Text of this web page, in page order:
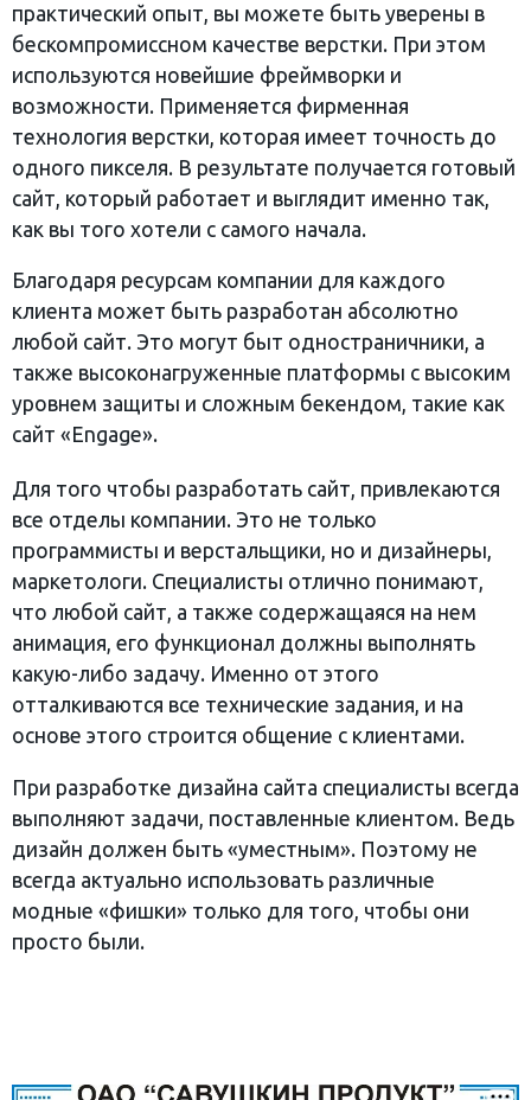
практический опыт, вы можете быть уверены в
бескомпромиссном качестве верстки. При этом
используются новейшие фреймворки и
возможности. Применяется фирменная
технология верстки, которая имеет точность до
одного пикселя. В результате получается готовый
сайт, который работает и выглядит именно так,
как вы того хотели с самого начала.
Благодаря ресурсам компании для каждого
клиента может быть разработан абсолютно
любой сайт. Это могут быт одностраничники, а
также высоконагруженные платформы с высоким
уровнем защиты и сложным бекендом, такие как
сайт «Engage».
Для того чтобы разработать сайт, привлекаются
все отделы компании. Это не только
программисты и верстальщики, но и дизайнеры,
маркетологи. Специалисты отлично понимают,
что любой сайт, а также содержащаяся на нем
анимация, его функционал должны выполнять
какую-либо задачу. Именно от этого
отталкиваются все технические задания, и на
основе этого строится общение с клиентами.
При разработке дизайна сайта специалисты всегда
выполняют задачи, поставленные клиентом. Ведь
дизайн должен быть «уместным». Поэтому не
всегда актуально использовать различные
модные «фишки» только для того, чтобы они
просто были.